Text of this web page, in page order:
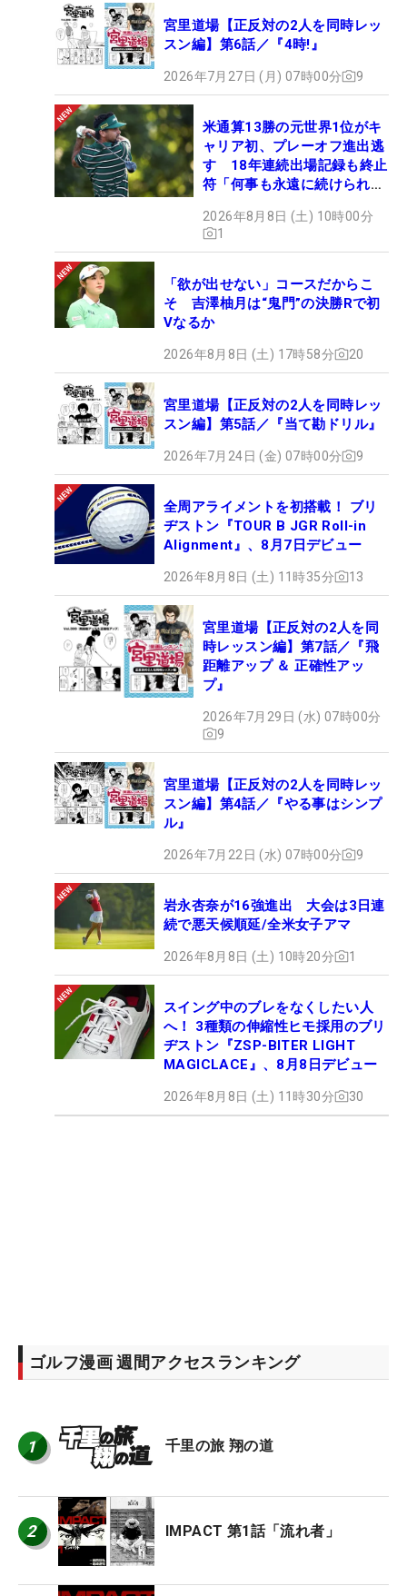
宮里道場【正反対の2人を同時レッ
スン編】第6話／『4時!』
2026年7月27日 (月) 07時00分 9
米通算13勝の元世界1位がキ
ャリア初、プレーオフ進出逃
す 18年連続出場記録も終止
符「何事も永遠に続けられな
2026年8月8日 (土) 10時00分
1
「欲が出せない」コースだからこ
そ 吉澤柚月は“鬼門”の決勝Rで初
Vなるか
2026年8月8日 (土) 17時58分 20
宮里道場【正反対の2人を同時レッ
スン編】第5話／『当て勘ドリル』
2026年7月24日 (金) 07時00分 9
全周アライメントを初搭載！ ブリ
ヂストン『TOUR B JGR Roll-in
Alignment』、8月7日デビュー
2026年8月8日 (土) 11時35分 13
宮里道場【正反対の2人を同
時レッスン編】第7話／『飛
距離アップ ＆ 正確性アッ
プ』
2026年7月29日 (水) 07時00分
9
宮里道場【正反対の2人を同時レッ
スン編】第4話／『やる事はシンプ
ル』
2026年7月22日 (水) 07時00分 9
岩永杏奈が16強進出 大会は3日連
続で悪天候順延/全米女子アマ
2026年8月8日 (土) 10時20分 1
スイング中のブレをなくしたい人
へ！ 3種類の伸縮性ヒモ採用のブリ
ヂストン『ZSP-BITER LIGHT
MAGICLACE』、8月8日デビュー
2026年8月8日 (土) 11時30分 30
ゴルフ漫画 週間アクセスランキング
1 千里の旅 翔の道
2 IMPACT 第1話「流れ者」